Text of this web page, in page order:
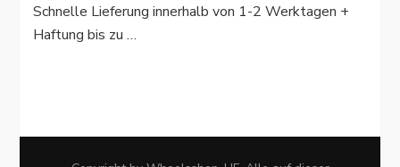
Schnelle Lieferung innerhalb von 1-2 Werktagen +
Haftung bis zu …